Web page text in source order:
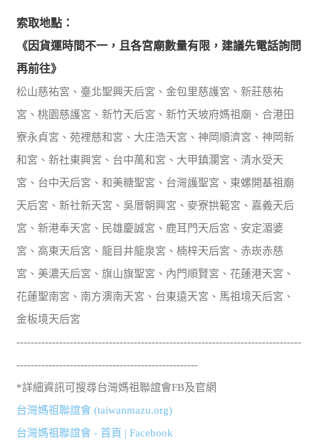
索取地點：
《因貨運時間不一，且各宮廟數量有限，建議先電話詢問
再前往》
松山慈祐宮、臺北聖興天后宮、金包里慈護宮、新莊慈祐
宮、桃園慈護宮、新竹天后宮、新竹天坡府媽祖廟、合港田
寮永貞宮、苑裡慈和宮、大庄浩天宮、神岡順濟宮、神岡新
和宮、新社東興宮、台中萬和宮、大甲鎮瀾宮、清水受天
宮、台中天后宮、和美糖聖宮、台灣護聖宮、東螺開基祖廟
天后宮、新社新天宮、吳厝朝興宮、麥寮拱範宮、嘉義天后
宮、新港奉天宮、民雄慶誠宮、鹿耳門天后宮、安定湄婆
宮、高東天后宮、龍目井龍泉宮、楠梓天后宮、赤崁赤慈
宮、美濃天后宮、旗山旗聖宮、內門順賢宮、花蓮港天宮、
花蓮聖南宮、南方澳南天宮、台東遠天宮、馬祖境天后宮、
金板境天后宮
--------------------------------------------------------------------------------
---------------------------------------------------
*詳細資訊可搜尋台灣媽祖聯誼會FB及官網
台灣媽祖聯誼會 (taiwanmazu.org)
台灣媽祖聯誼會 - 首頁 | Facebook